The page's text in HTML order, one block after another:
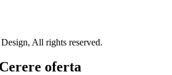
All rights reserved.
Cerere oferta